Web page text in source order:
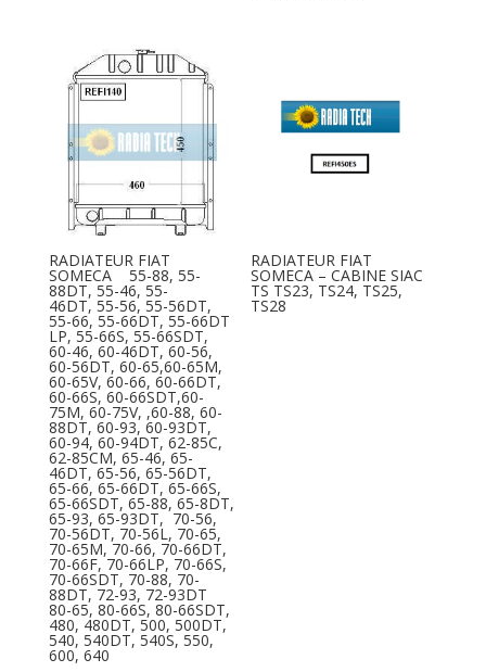
RADIATEUR FIAT
SOMECA 55-88, 55-
88DT, 55-46, 55-
46DT, 55-56, 55-56DT,
55-66, 55-66DT, 55-66DT
LP, 55-66S, 55-66SDT,
60-46, 60-46DT, 60-56,
60-56DT, 60-65,60-65M,
60-65V, 60-66, 60-66DT,
60-66S, 60-66SDT,60-
75M, 60-75V, ,60-88, 60-
88DT, 60-93, 60-93DT,
60-94, 60-94DT, 62-85C,
62-85CM, 65-46, 65-
46DT, 65-56, 65-56DT,
65-66, 65-66DT, 65-66S,
65-66SDT, 65-88, 65-8DT,
65-93, 65-93DT, 70-56,
70-56DT, 70-56L, 70-65,
70-65M, 70-66, 70-66DT,
70-66F, 70-66LP, 70-66S,
70-66SDT, 70-88, 70-
88DT, 72-93, 72-93DT
80-65, 80-66S, 80-66SDT,
480, 480DT, 500, 500DT,
540, 540DT, 540S, 550,
600, 640
RADIATEUR FIAT
SOMECA – CABINE SIAC
TS TS23, TS24, TS25,
TS28